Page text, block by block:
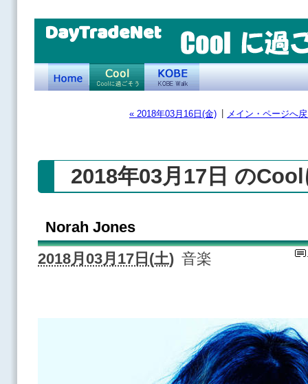
DayTradeNet
« 2018年03月16日(金) メイン・ページへ
2018年03月17日 の
Norah Jones
2018月03月17日(土) 音楽